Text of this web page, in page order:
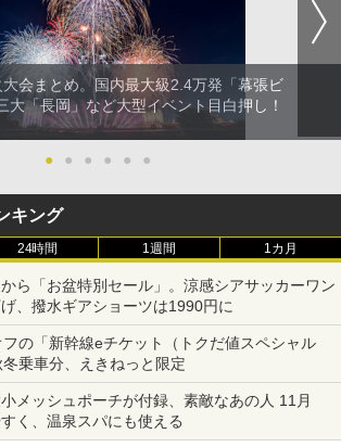
会まとめ。国内最大級2.4万発「幕張ビ
大「長岡」など大型イベント目白押し！
● ● ● ● ● ●
キング
24時間 1週間 1カ月
ら「お盆特別セール」。涼感シアサッカーワン
、撥水ギアショーツは1990円に
の「新幹線eチケット（トクだ値スペシャル
乗車分、えきねっと限定
小メッシュポーチが付録、素敵なあの人 11月
く、温泉スパにも使える